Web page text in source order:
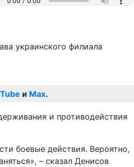
украинского филиала
и Max.
и противодействия
боевые действия. Вероятно,
– сказал Денисов